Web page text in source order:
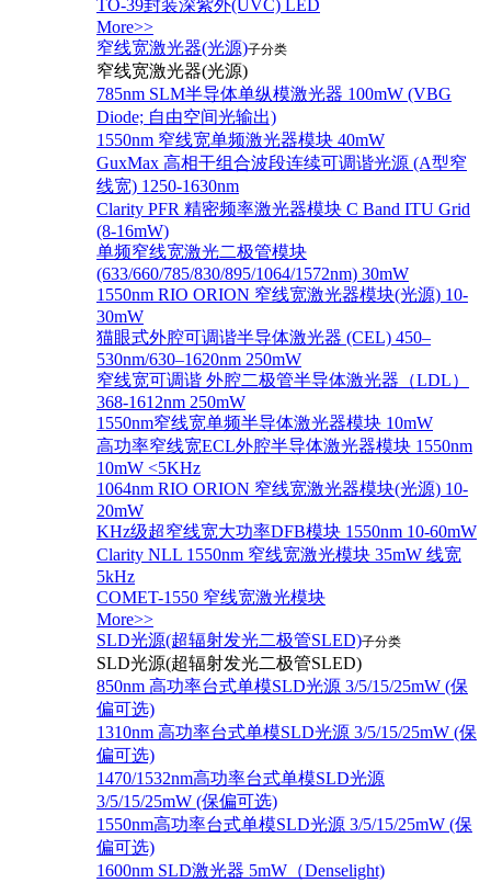
TO-39封装深紫外(UVC) LED
More>>
窄线宽激光器(光源)子分类
窄线宽激光器(光源)
785nm SLM半导体单纵模激光器 100mW (VBG
Diode; 自由空间光输出)
1550nm 窄线宽单频激光器模块 40mW
GuxMax 高相干组合波段连续可调谐光源 (A型窄
线宽) 1250-1630nm
Clarity PFR 精密频率激光器模块 C Band ITU Grid
(8-16mW)
单频窄线宽激光二极管模块
(633/660/785/830/895/1064/1572nm) 30mW
1550nm RIO ORION 窄线宽激光器模块(光源) 10-
30mW
猫眼式外腔可调谐半导体激光器 (CEL) 450–
530nm/630–1620nm 250mW
窄线宽可调谐 外腔二极管半导体激光器（LDL）
368-1612nm 250mW
1550nm窄线宽单频半导体激光器模块 10mW
高功率窄线宽ECL外腔半导体激光器模块 1550nm
10mW <5KHz
1064nm RIO ORION 窄线宽激光器模块(光源) 10-
20mW
KHz级超窄线宽大功率DFB模块 1550nm 10-60mW
Clarity NLL 1550nm 窄线宽激光模块 35mW 线宽
5kHz
COMET-1550 窄线宽激光模块
More>>
SLD光源(超辐射发光二极管SLED)子分类
SLD光源(超辐射发光二极管SLED)
850nm 高功率台式单模SLD光源 3/5/15/25mW (保
偏可选)
1310nm 高功率台式单模SLD光源 3/5/15/25mW (保
偏可选)
1470/1532nm高功率台式单模SLD光源
3/5/15/25mW (保偏可选)
1550nm高功率台式单模SLD光源 3/5/15/25mW (保
偏可选)
1600nm SLD激光器 5mW（Denselight)